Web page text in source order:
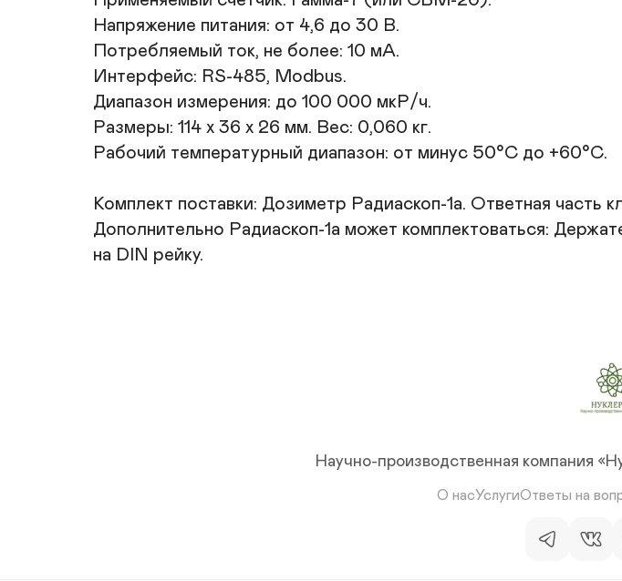
Напряжение питания: от 4,6 до 30 В.
Потребляемый ток, не более: 10 мА.
Интерфейс: RS-485, Modbus.
Диапазон измерения: до 100 000 мкР/ч.
Размеры: 114 х 36 х 26 мм. Вес: 0,060 кг.
Рабочий температурный диапазон: от минус 50°С до +60°С.
Комплект поставки: Дозиметр Радиаскоп-1а. Ответная часть
Дополнительно Радиаскоп-1а может комплектоваться:
на DIN рейку.
Научно-производственная компания
О насУслугиОтветы на